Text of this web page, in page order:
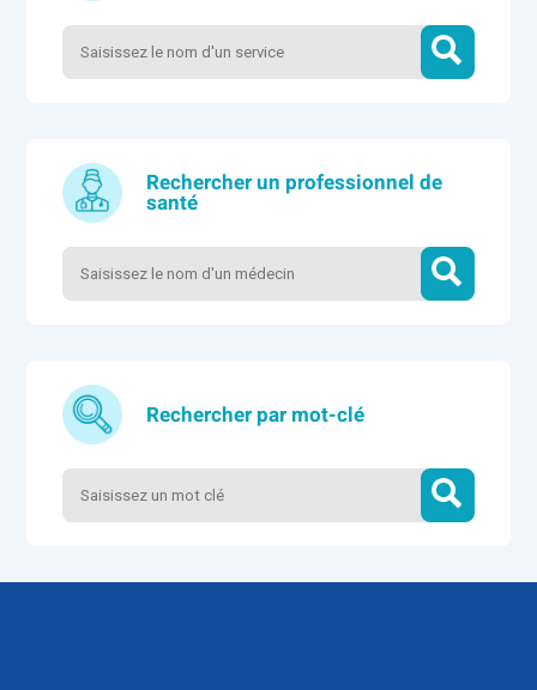
Rechercher un professionnel de
santé
Rechercher par mot-clé